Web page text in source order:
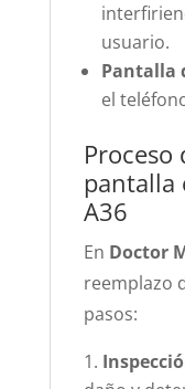
usuario.
Pantalla
el
Proceso
pantalla
A36
En Doctor
reemplazo
pasos: